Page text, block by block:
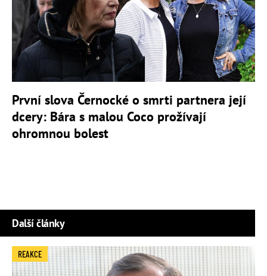
První slova Černocké o smrti partnera její
dcery: Bára s malou Coco prožívají
ohromnou bolest
Další články
REAKCE